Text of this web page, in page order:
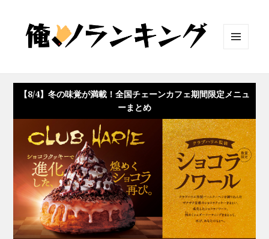
ット
【8/4】冬の味覚が満載！全国チェーンカフェ期間限定メニュ
ーまとめ